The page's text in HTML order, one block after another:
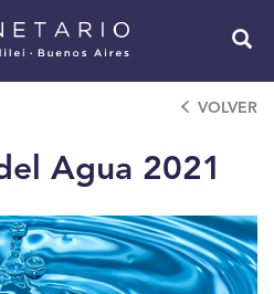
Agua 2021
VOLVER